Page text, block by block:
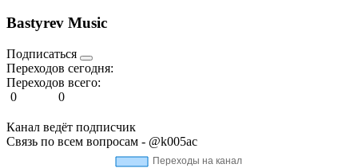
Bastyrev Music
Подписаться
Переходов сегодня:
Переходов всего:
0
0
Канал ведёт подписчик
Связь по всем вопросам - @k005ac